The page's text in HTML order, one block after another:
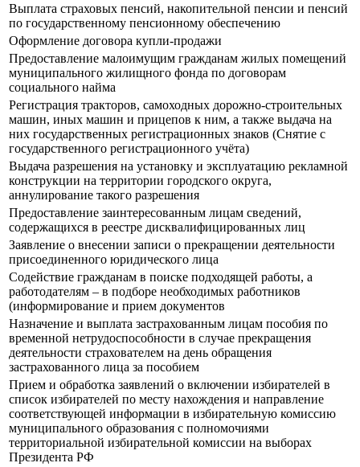
Выплата страховых пенсий, накопительной пенсии и пенсий
по государственному пенсионному обеспечению
Оформление договора купли-продажи
Предоставление малоимущим гражданам жилых помещений
муниципального жилищного фонда по договорам
социального найма
Регистрация тракторов, самоходных дорожно-строительных
машин, иных машин и прицепов к ним, а также выдача на
них государственных регистрационных знаков (Снятие с
государственного регистрационного учёта)
Выдача разрешения на установку и эксплуатацию рекламной
конструкции на территории городского округа,
аннулирование такого разрешения
Предоставление заинтересованным лицам сведений,
содержащихся в реестре дисквалифицированных лиц
Заявление о внесении записи о прекращении деятельности
присоединенного юридического лица
Содействие гражданам в поиске подходящей работы, а
работодателям – в подборе необходимых работников
(информирование и прием документов
Назначение и выплата застрахованным лицам пособия по
временной нетрудоспособности в случае прекращения
деятельности страхователем на день обращения
застрахованного лица за пособием
Прием и обработка заявлений о включении избирателей в
список избирателей по месту нахождения и направление
соответствующей информации в избирательную комиссию
муниципального образования с полномочиями
территориальной избирательной комиссии на выборах
Президента РФ